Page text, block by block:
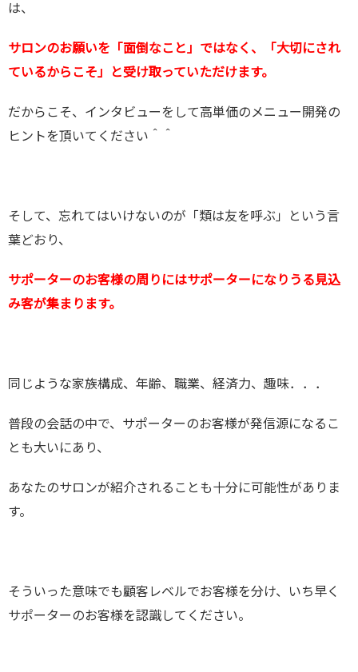
は、
サロンのお願いを「面倒なこと」ではなく、「大切にされ
ているからこそ」と受け取っていただけます。
だからこそ、インタビューをして高単価のメニュー開発の
ヒントを頂いてください＾＾
そして、忘れてはいけないのが「類は友を呼ぶ」という言
葉どおり、
サポーターのお客様の周りにはサポーターになりうる見込
み客が集まります。
同じような家族構成、年齢、職業、経済力、趣味．．．
普段の会話の中で、サポーターのお客様が発信源になるこ
とも大いにあり、
あなたのサロンが紹介されることも十分に可能性がありま
す。
そういった意味でも顧客レベルでお客様を分け、いち早く
サポーターのお客様を認識してください。